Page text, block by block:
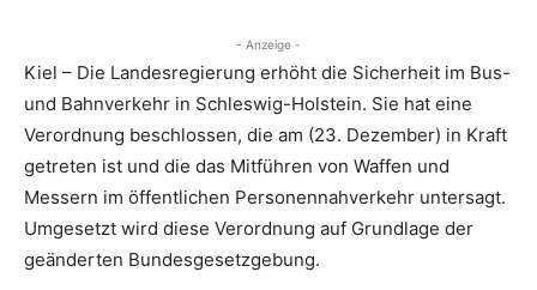
- Anzeige -
Kiel – Die Landesregierung erhöht die Sicherheit im Bus-
und Bahnverkehr in Schleswig-Holstein. Sie hat eine
Verordnung beschlossen, die am (23. Dezember) in Kraft
getreten ist und die das Mitführen von Waffen und
Messern im öffentlichen Personennahverkehr untersagt.
Umgesetzt wird diese Verordnung auf Grundlage der
geänderten Bundesgesetzgebung.